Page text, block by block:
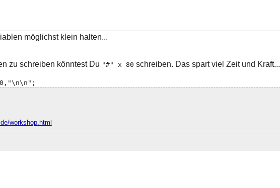
möglichst klein halten...
zu schreiben könntest Du "#" x 80 schreiben. Das spart viel Zeit und Kraft...
workshop.html